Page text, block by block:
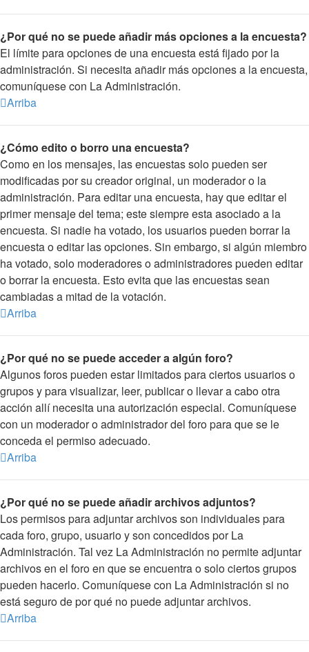
¿Por qué no se puede añadir más opciones a la encuesta?
El límite para opciones de una encuesta está fijado por la
administración. Si necesita añadir más opciones a la encuesta,
comuníquese con La Administración.
Arriba
¿Cómo edito o borro una encuesta?
Como en los mensajes, las encuestas solo pueden ser
modificadas por su creador original, un moderador o la
administración. Para editar una encuesta, hay que editar el
primer mensaje del tema; este siempre esta asociado a la
encuesta. Si nadie ha votado, los usuarios pueden borrar la
encuesta o editar las opciones. Sin embargo, si algún miembro
ha votado, solo moderadores o administradores pueden editar
o borrar la encuesta. Esto evita que las encuestas sean
cambiadas a mitad de la votación.
Arriba
¿Por qué no se puede acceder a algún foro?
Algunos foros pueden estar limitados para ciertos usuarios o
grupos y para visualizar, leer, publicar o llevar a cabo otra
acción allí necesita una autorización especial. Comuníquese
con un moderador o administrador del foro para que se le
conceda el permiso adecuado.
Arriba
¿Por qué no se puede añadir archivos adjuntos?
Los permisos para adjuntar archivos son individuales para
cada foro, grupo, usuario y son concedidos por La
Administración. Tal vez La Administración no permite adjuntar
archivos en el foro en que se encuentra o solo ciertos grupos
pueden hacerlo. Comuníquese con La Administración si no
está seguro de por qué no puede adjuntar archivos.
Arriba